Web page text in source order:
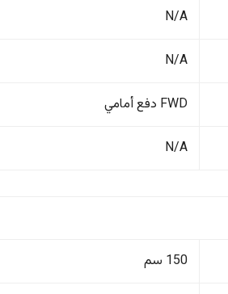
N/A
N/A
FWD دفع أمامي
N/A
150 سم